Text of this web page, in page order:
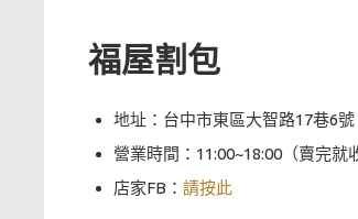
福屋割包
地址：台中市東區大智路17巷6號
營業時間：11:00~18:00（賣完就
店家FB： 請按此